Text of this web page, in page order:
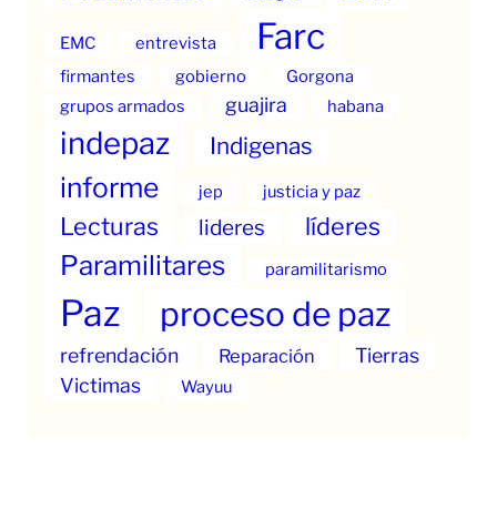
EMC entrevista Farc
firmantes gobierno
Gorgona
grupos armados
guajira habana
indepaz Indigenas
informe jep justicia y paz
Lecturas lideres líderes
Paramilitares paramilitarismo
Paz proceso de paz
refrendación Reparación
Tierras
Victimas
Wayuu